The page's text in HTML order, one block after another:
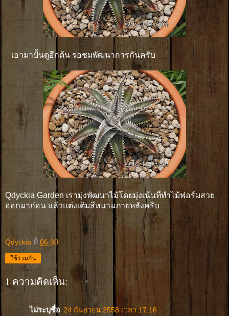
เอามาปั้นดูอีกต้น รอชมพัฒนาการกันครับ
Qdyckia Garden เรามุ่งพัฒนาไม้โดยมุ่งเน้นที่ทำไม้ฟอร์มสวย
ออกมาก่อน แล้วแต่งเติมสีหนามภายหลังครับ
Qdyckia ที่ 06:30
ใช้ร่วมกัน
1 ความคิดเห็น:
ไม่ระบุชื่อ 24 กันยายน 2558 เวลา 17:16